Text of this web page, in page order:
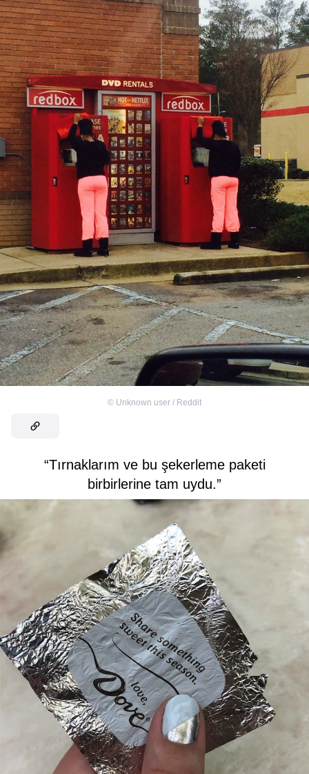
© Unknown user / Reddit
“Tırnaklarım ve bu şekerleme paketi
birbirlerine tam uydu.”